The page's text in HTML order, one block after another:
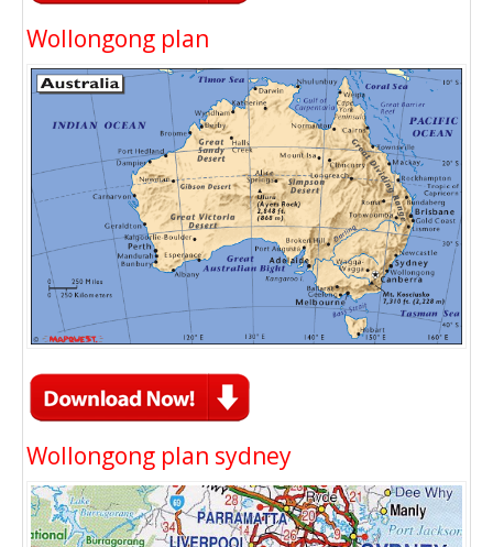
Wollongong plan
Wollongong plan sydney